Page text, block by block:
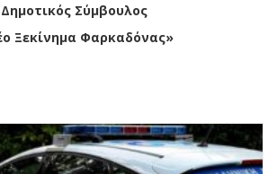
Δημοτικός Σύμβουλος
Ξεκίνημα Φαρκαδόνας»